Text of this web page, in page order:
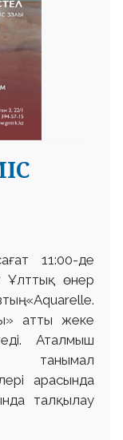
11:00-де
Ұлттық өнер
«Aquarelle.
атты жеке
Аталмыш
танымал
арасында
талқылау